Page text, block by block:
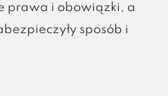
prawa i obowiązki, a
sposób i